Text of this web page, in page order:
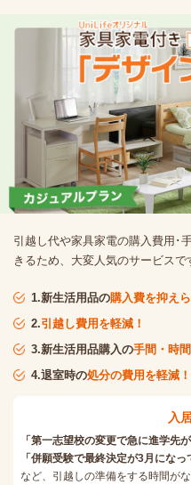
引越し代や家具家電の購入費用･
きるため、大変人気のサービスで
1.新生活用品の購入費を抑え
2.引越し費用を軽減！
3.新生活用品購入の手間・時
4.退室時の処分の費用を軽減！
入
「第一志望校の変更で急に進学先
「併願受験で最終決定が3月になっ
など、引越しの準備をする時間が